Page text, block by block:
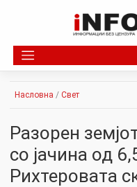
Насловна / Свет
Разорен
со јачина од
Рихтеровата